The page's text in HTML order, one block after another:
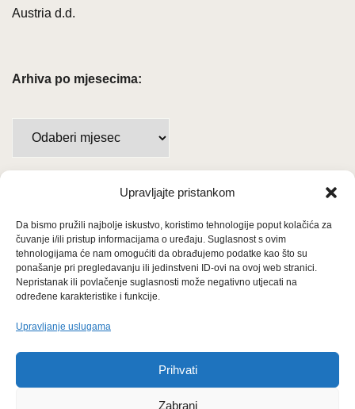
Upravljajte pristankom
Da bismo pružili najbolje iskustvo, koristimo tehnologije poput kolačića za
čuvanje i/ili pristup informacijama o uređaju. Suglasnost s ovim
tehnologijama će nam omogućiti da obrađujemo podatke kao što su
ponašanje pri pregledavanju ili jedinstveni ID-ovi na ovoj web stranici.
Nepristanak ili povlačenje suglasnosti može negativno utjecati na
određene karakteristike i funkcije.
Upravljanje uslugama
Prihvati
Zabrani
Austria d.d.
Arhiva po mjesecima:
mjesecima:
Uvjeti korištenja
Politika privatnosti
Kolačići